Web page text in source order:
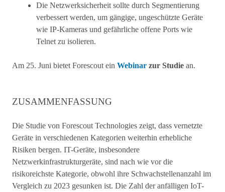
Die Netzwerksicherheit sollte durch Segmentierung
verbessert werden, um gängige, ungeschützte Geräte
wie IP-Kameras und gefährliche offene Ports wie
Telnet zu isolieren.
Am 25. Juni bietet Forescout ein Webinar zur Studie an.
ZUSAMMENFASSUNG
Die Studie von Forescout Technologies zeigt, dass vernetzte
Geräte in verschiedenen Kategorien weiterhin erhebliche
Risiken bergen. IT-Geräte, insbesondere
Netzwerkinfrastrukturgeräte, sind nach wie vor die
risikoreichste Kategorie, obwohl ihre Schwachstellenanzahl im
Vergleich zu 2023 gesunken ist. Die Zahl der anfälligen IoT-